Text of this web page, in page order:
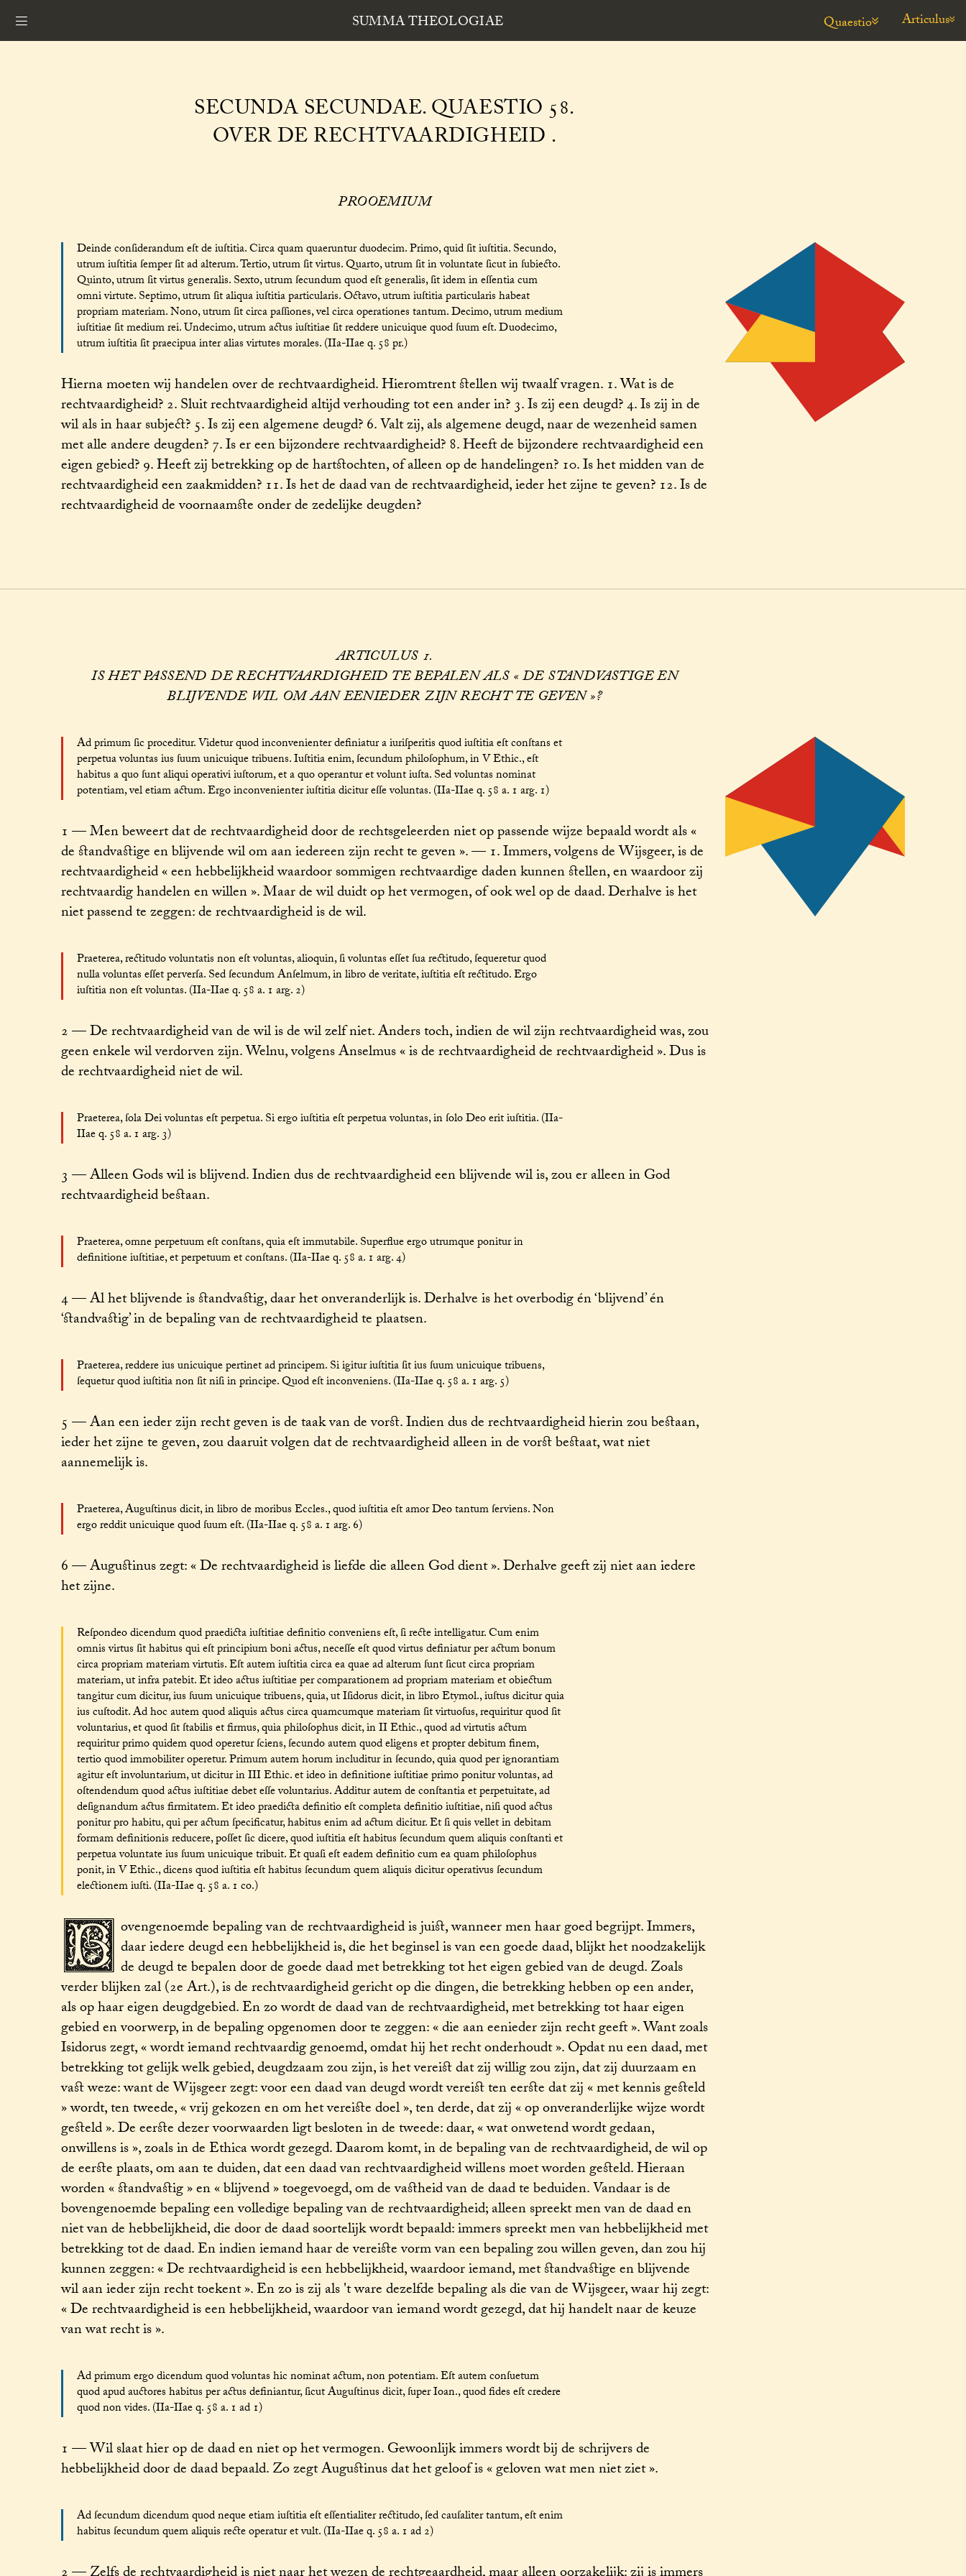
SUMMA THEOLOGIAE Quaestio Articulus
SECUNDA SECUNDAE. QUAESTIO 58.
OVER DE RECHTVAARDIGHEID .
PROOEMIUM
Deinde conſiderandum eſt de iuſtitia. Circa quam quaeruntur duodecim. Primo, quid ſit iuſtitia. Secundo,
utrum iuſtitia ſemper ſit ad alterum. Tertio, utrum ſit virtus. Quarto, utrum ſit in voluntate ſicut in ſubiecto.
Quinto, utrum ſit virtus generalis. Sexto, utrum ſecundum quod eſt generalis, ſit idem in eſſentia cum
omni virtute. Septimo, utrum ſit aliqua iuſtitia particularis. Octavo, utrum iuſtitia particularis habeat
propriam materiam. Nono, utrum ſit circa paſſiones, vel circa operationes tantum. Decimo, utrum medium
iuſtitiae ſit medium rei. Undecimo, utrum actus iuſtitiae ſit reddere unicuique quod ſuum eſt. Duodecimo,
utrum iuſtitia ſit praecipua inter alias virtutes morales. (IIa-IIae q. 58 pr.)
Hierna moeten wij handelen over de rechtvaardigheid. Hieromtrent stellen wij twaalf vragen. 1. Wat is de
rechtvaardigheid? 2. Sluit rechtvaardigheid altijd verhouding tot een ander in? 3. Is zij een deugd? 4. Is zij in de
wil als in haar subject? 5. Is zij een algemene deugd? 6. Valt zij, als algemene deugd, naar de wezenheid samen
met alle andere deugden? 7. Is er een bijzondere rechtvaardigheid? 8. Heeft de bijzondere rechtvaardigheid een
eigen gebied? 9. Heeft zij betrekking op de hartstochten, of alleen op de handelingen? 10. Is het midden van de
rechtvaardigheid een zaakmidden? 11. Is het de daad van de rechtvaardigheid, ieder het zijne te geven? 12. Is de
rechtvaardigheid de voornaamste onder de zedelijke deugden?
ARTICULUS 1.
IS HET PASSEND DE RECHTVAARDIGHEID TE BEPALEN ALS « DE STANDVASTIGE EN
BLIJVENDE WIL OM AAN EEN­IEDER ZIJN RECHT TE GEVEN »?
Ad primum ſic proceditur. Videtur quod inconvenienter definiatur a iuriſperitis quod iuſtitia eſt conſtans et
perpetua voluntas ius ſuum unicuique tribuens. Iuſtitia enim, ſecundum philoſophum, in V Ethic., eſt
habitus a quo ſunt aliqui operativi iuſtorum, et a quo operantur et volunt iuſta. Sed voluntas nominat
potentiam, vel etiam actum. Ergo inconvenienter iuſtitia dicitur eſſe voluntas. (IIa-IIae q. 58 a. 1 arg. 1)
1 — Men beweert dat de rechtvaardigheid door de rechtsgeleerden niet op passende wijze bepaald wordt als «
de standvastige en blijvende wil om aan iedereen zijn recht te geven ». — 1. Immers, volgens de Wijsgeer, is de
rechtvaardigheid « een hebbelijkheid waardoor sommigen rechtvaardige daden kunnen stellen, en waardoor zij
rechtvaardig handelen en willen ». Maar de wil duidt op het vermogen, of ook wel op de daad. Derhalve is het
niet passend te zeggen: de rechtvaardigheid is de wil.
Praeterea, rectitudo voluntatis non eſt voluntas, alioquin, ſi voluntas eſſet ſua rectitudo, ſequeretur quod
nulla voluntas eſſet perverſa. Sed ſecundum Anſelmum, in libro de veritate, iuſtitia eſt rectitudo. Ergo
iuſtitia non eſt voluntas. (IIa-IIae q. 58 a. 1 arg. 2)
2 — De rechtvaardigheid van de wil is de wil zelf niet. Anders toch, indien de wil zijn rechtvaardigheid was, zou
geen enkele wil verdorven zijn. Welnu, volgens Anselmus « is de rechtvaardigheid de rechtvaardigheid ». Dus is
de rechtvaardigheid niet de wil.
Praeterea, ſola Dei voluntas eſt perpetua. Si ergo iuſtitia eſt perpetua voluntas, in ſolo Deo erit iuſtitia. (IIa-
IIae q. 58 a. 1 arg. 3)
3 — Alleen Gods wil is blijvend. Indien dus de rechtvaardigheid een blijvende wil is, zou er alleen in God
rechtvaardigheid bestaan.
Praeterea, omne perpetuum eſt conſtans, quia eſt immutabile. Superflue ergo utrumque ponitur in
definitione iuſtitiae, et perpetuum et conſtans. (IIa-IIae q. 58 a. 1 arg. 4)
4 — Al het blijvende is standvastig, daar het onveranderlijk is. Derhalve is het overbodig én ‘blijvend’ én
‘standvastig’ in de bepaling van de rechtvaardigheid te plaatsen.
Praeterea, reddere ius unicuique pertinet ad principem. Si igitur iuſtitia ſit ius ſuum unicuique tribuens,
ſequetur quod iuſtitia non ſit niſi in principe. Quod eſt inconveniens. (IIa-IIae q. 58 a. 1 arg. 5)
5 — Aan een ieder zijn recht geven is de taak van de vorst. Indien dus de rechtvaardigheid hierin zou bestaan,
ieder het zijne te geven, zou daaruit volgen dat de rechtvaardigheid alleen in de vorst bestaat, wat niet
aannemelijk is.
Praeterea, Auguſtinus dicit, in libro de moribus Eccles., quod iuſtitia eſt amor Deo tantum ſerviens. Non
ergo reddit unicuique quod ſuum eſt. (IIa-IIae q. 58 a. 1 arg. 6)
6 — Augustinus zegt: « De rechtvaardigheid is liefde die alleen God dient ». Derhalve geeft zij niet aan iedere
het zijne.
Reſpondeo dicendum quod praedicta iuſtitiae definitio conveniens eſt, ſi recte intelligatur. Cum enim
omnis virtus ſit habitus qui eſt principium boni actus, neceſſe eſt quod virtus definiatur per actum bonum
circa propriam materiam virtutis. Eſt autem iuſtitia circa ea quae ad alterum ſunt ſicut circa propriam
materiam, ut infra patebit. Et ideo actus iuſtitiae per comparationem ad propriam materiam et obiectum
tangitur cum dicitur, ius ſuum unicuique tribuens, quia, ut Iſidorus dicit, in libro Etymol., iuſtus dicitur quia
ius cuſtodit. Ad hoc autem quod aliquis actus circa quamcumque materiam ſit virtuoſus, requiritur quod ſit
voluntarius, et quod ſit ſtabilis et firmus, quia philoſophus dicit, in II Ethic., quod ad virtutis actum
requiritur primo quidem quod operetur ſciens, ſecundo autem quod eligens et propter debitum finem,
tertio quod immobiliter operetur. Primum autem horum includitur in ſecundo, quia quod per ignorantiam
agitur eſt involuntarium, ut dicitur in III Ethic. et ideo in definitione iuſtitiae primo ponitur voluntas, ad
oſtendendum quod actus iuſtitiae debet eſſe voluntarius. Additur autem de conſtantia et perpetuitate, ad
deſignandum actus firmitatem. Et ideo praedicta definitio eſt completa definitio iuſtitiae, niſi quod actus
ponitur pro habitu, qui per actum ſpecificatur, habitus enim ad actum dicitur. Et ſi quis vellet in debitam
formam definitionis reducere, poſſet ſic dicere, quod iuſtitia eſt habitus ſecundum quem aliquis conſtanti et
perpetua voluntate ius ſuum unicuique tribuit. Et quaſi eſt eadem definitio cum ea quam philoſophus
ponit, in V Ethic., dicens quod iuſtitia eſt habitus ſecundum quem aliquis dicitur operativus ſecundum
electionem iuſti. (IIa-IIae q. 58 a. 1 co.)
B ovengenoemde bepaling van de rechtvaardigheid is juist, wanneer men haar goed begrijpt. Immers,
daar iedere deugd een hebbelijkheid is, die het beginsel is van een goede daad, blijkt het noodzakelijk
de deugd te bepalen door de goede daad met betrekking tot het eigen gebied van de deugd. Zoals
verder blijken zal (2e Art.), is de rechtvaardigheid gericht op die dingen, die betrekking hebben op een ander,
als op haar eigen deugdgebied. En zo wordt de daad van de rechtvaardigheid, met betrekking tot haar eigen
gebied en voorwerp, in de bepaling opgenomen door te zeggen: « die aan eenieder zijn recht geeft ». Want zoals
Isidorus zegt, « wordt iemand rechtvaardig genoemd, omdat hij het recht onderhoudt ». Opdat nu een daad, met
betrekking tot gelijk welk gebied, deugdzaam zou zijn, is het vereist dat zij willig zou zijn, dat zij duurzaam en
vast weze: want de Wijsgeer zegt: voor een daad van deugd wordt vereist ten eerste dat zij « met kennis gesteld
» wordt, ten tweede, « vrij gekozen en om het vereiste doel », ten derde, dat zij « op onveranderlijke wijze wordt
gesteld ». De eerste dezer voorwaarden ligt besloten in de tweede: daar, « wat onwetend wordt gedaan,
onwillens is », zoals in de Ethica wordt gezegd. Daarom komt, in de bepaling van de rechtvaardigheid, de wil op
de eerste plaats, om aan te duiden, dat een daad van rechtvaardigheid willens moet worden gesteld. Hieraan
worden « standvastig » en « blijvend » toegevoegd, om de vastheid van de daad te beduiden. Vandaar is de
bovengenoemde bepaling een volledige bepaling van de rechtvaardigheid; alleen spreekt men van de daad en
niet van de hebbelijkheid, die door de daad soortelijk wordt bepaald: immers spreekt men van hebbelijkheid met
betrekking tot de daad. En indien iemand haar de vereiste vorm van een bepaling zou willen geven, dan zou hij
kunnen zeggen: « De rechtvaardigheid is een hebbelijkheid, waardoor iemand, met standvastige en blijvende
wil aan ieder zijn recht toekent ». En zo is zij als 't ware dezelfde bepaling als die van de Wijsgeer, waar hij zegt:
« De rechtvaardigheid is een hebbelijkheid, waardoor van iemand wordt gezegd, dat hij handelt naar de keuze
van wat recht is ».
Ad primum ergo dicendum quod voluntas hic nominat actum, non potentiam. Eſt autem conſuetum
quod apud auctores habitus per actus definiantur, ſicut Auguſtinus dicit, ſuper Ioan., quod fides eſt credere
quod non vides. (IIa-IIae q. 58 a. 1 ad 1)
1 — Wil slaat hier op de daad en niet op het vermogen. Gewoonlijk immers wordt bij de schrijvers de
hebbelijkheid door de daad bepaald. Zo zegt Augustinus dat het geloof is « geloven wat men niet ziet ».
Ad ſecundum dicendum quod neque etiam iuſtitia eſt eſſentialiter rectitudo, ſed cauſaliter tantum, eſt enim
habitus ſecundum quem aliquis recte operatur et vult. (IIa-IIae q. 58 a. 1 ad 2)